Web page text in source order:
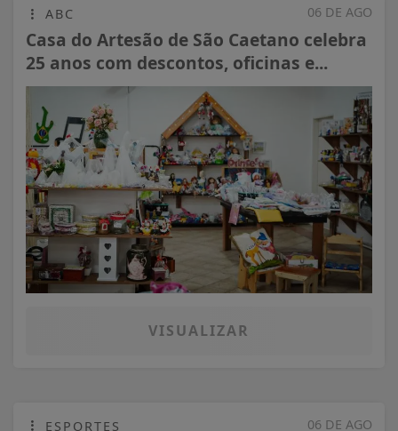
06 DE AGO
ABC
Casa do Artesão de São Caetano celebra
25 anos com descontos, oficinas e...
VISUALIZAR
06 DE AGO
ESPORTES